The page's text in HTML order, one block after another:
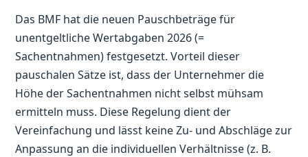
Das BMF hat die neuen Pauschbeträge für
unentgeltliche Wertabgaben 2026 (=
Sachentnahmen) festgesetzt. Vorteil dieser
pauschalen Sätze ist, dass der Unternehmer die
Höhe der Sachentnahmen nicht selbst mühsam
ermitteln muss. Diese Regelung dient der
Vereinfachung und lässt keine Zu- und Abschläge zur
Anpassung an die individuellen Verhältnisse (z. B.